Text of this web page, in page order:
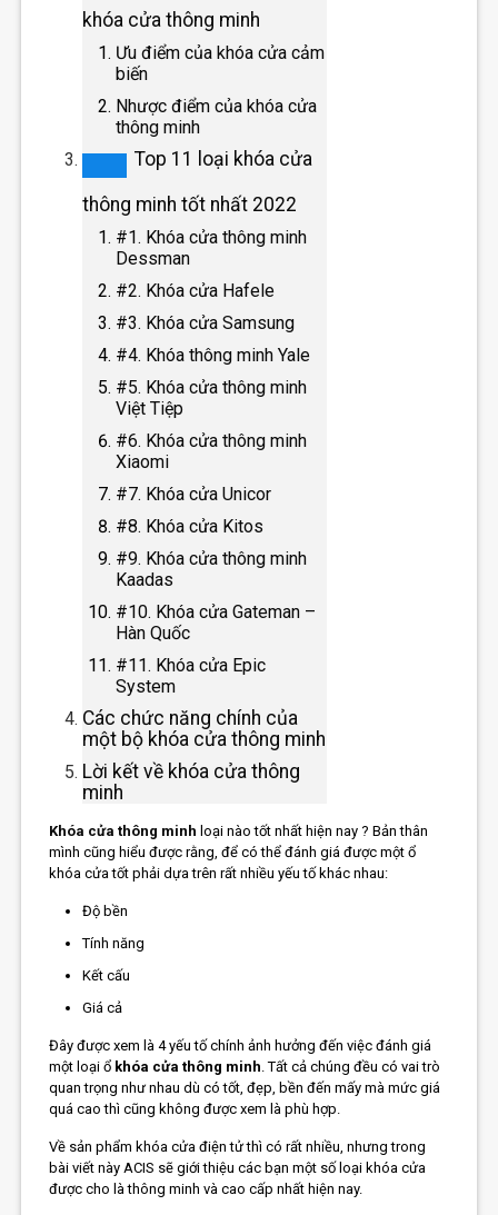
khóa cửa thông minh
Ưu điểm của khóa cửa cảm
biến
Nhược điểm của khóa cửa
thông minh
Top 11 loại khóa cửa
thông minh tốt nhất 2022
#1. Khóa cửa thông minh
Dessman
#2. Khóa cửa Hafele
#3. Khóa cửa Samsung
#4. Khóa thông minh Yale
#5. Khóa cửa thông minh
Việt Tiệp
#6. Khóa cửa thông minh
Xiaomi
#7. Khóa cửa Unicor
#8. Khóa cửa Kitos
#9. Khóa cửa thông minh
Kaadas
#10. Khóa cửa Gateman –
Hàn Quốc
#11. Khóa cửa Epic
System
Các chức năng chính của
một bộ khóa cửa thông minh
Lời kết về khóa cửa thông
minh
Khóa cửa thông minh loại nào tốt nhất hiện nay ? Bản thân
mình cũng hiểu được rằng, để có thể đánh giá được một ổ
khóa cửa tốt phải dựa trên rất nhiều yếu tố khác nhau:
Độ bền
Tính năng
Kết cấu
Giá cả
Đây được xem là 4 yếu tố chính ảnh hưởng đến việc đánh giá
một loại ổ khóa cửa thông minh. Tất cả chúng đều có vai trò
quan trọng như nhau dù có tốt, đẹp, bền đến mấy mà mức giá
quá cao thì cũng không được xem là phù hợp.
Về sản phẩm khóa cửa điện tửthì có rất nhiều, nhưng trong
bài viết nàyACIS sẽ giới thiệu các bạn một số loại khóa cửa
được cho là thông minh và cao cấp nhất hiện nay.